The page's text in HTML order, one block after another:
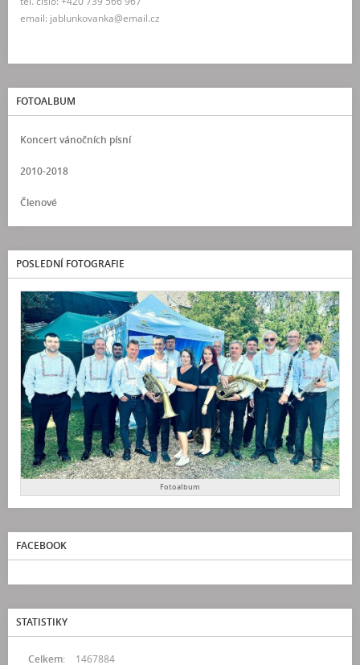
email: jablunkovanka@email.cz
FOTOALBUM
Koncert vánočních písní
2010-2018
Členové
POSLEDNÍ FOTOGRAFIE
Fotoalbum
FACEBOOK
STATISTIKY
Celkem: 1467884